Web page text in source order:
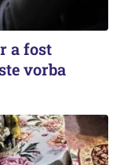
a fost
vorba